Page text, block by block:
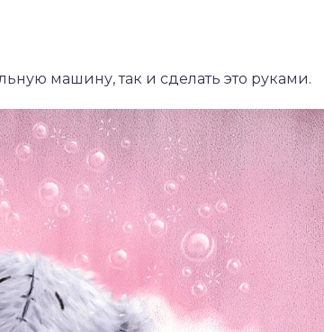
машину, так и сделать это руками.